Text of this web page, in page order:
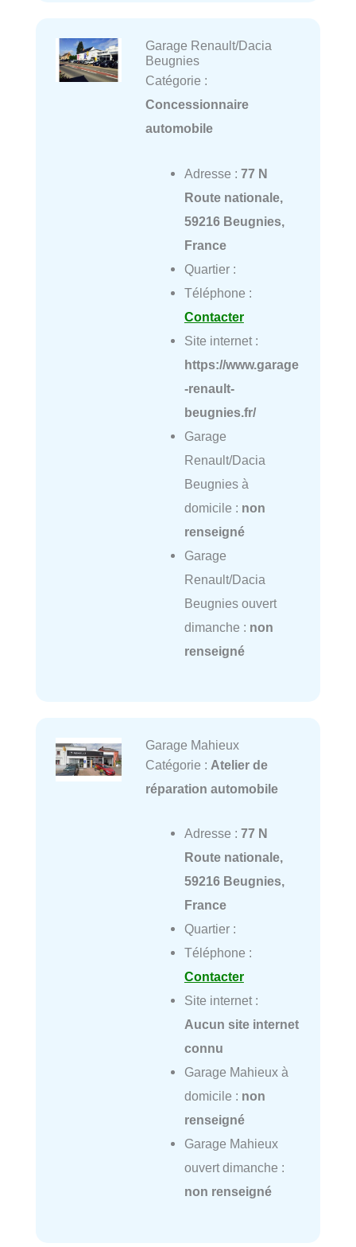
Garage Renault/Dacia
Beugnies
Catégorie :
Concessionnaire
automobile
Adresse : 77 N
Route nationale,
59216 Beugnies,
France
Quartier :
Téléphone :
Contacter
Site internet :
https://www.garage
-renault-
beugnies.fr/
Garage
Renault/Dacia
Beugnies à
domicile : non
renseigné
Garage
Renault/Dacia
Beugnies ouvert
dimanche : non
renseigné
Garage Mahieux
Catégorie : Atelier de
réparation automobile
Adresse : 77 N
Route nationale,
59216 Beugnies,
France
Quartier :
Téléphone :
Contacter
Site internet :
Aucun site internet
connu
Garage Mahieux à
domicile : non
renseigné
Garage Mahieux
ouvert dimanche :
non renseigné